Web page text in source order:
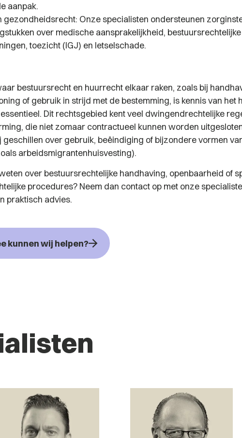
aanpak.
gezondheidsrecht: Onze specialisten ondersteunen
over medische aansprakelijkheid, bestuursrechtelijke
toezicht (IGJ) en letselschade.
bestuursrecht en huurrecht elkaar raken, zoals bij
of gebruik in strijd met de bestemming, is kennis van het
Dit rechtsgebied kent veel dwingendrechtelijke
die niet zomaar contractueel kunnen worden
geschillen over gebruik, beëindiging of bijzondere vormen
arbeidsmigrantenhuisvesting).
over bestuursrechtelijke handhaving, openbaarheid of
procedures? Neem dan contact op met onze
praktisch advies.
kunnen wij helpen?